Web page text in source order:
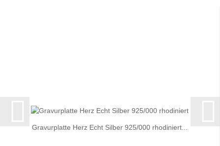
Gravurplatte Herz Echt Silber 925/000 rhodiniert...